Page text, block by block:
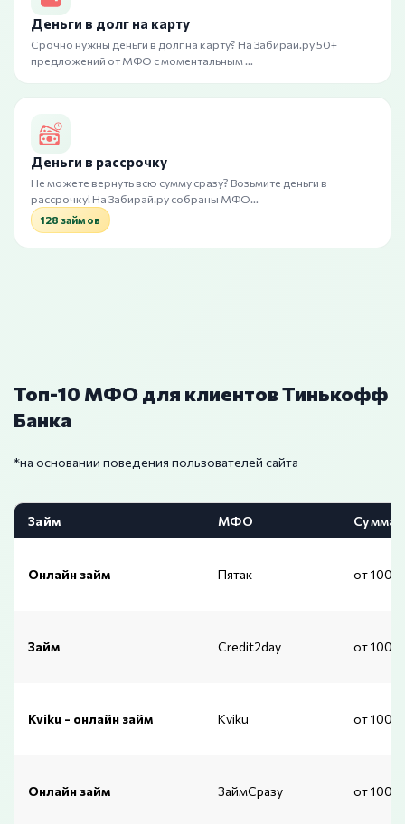
Деньги в долг на карту
Срочно нужны деньги в долг на карту? На Забирай.ру 50+
предложений от МФО с моментальным …
Деньги в рассрочку
Не можете вернуть всю сумму сразу? Возьмите деньги в
рассрочку! На Забирай.ру собраны МФО…
128 займов
Топ-10 МФО для клиентов Тинькофф
Банка
*на основании поведения пользователей сайта
Займ МФО Сумма
Онлайн займ Пятак от
Займ Credit2day от
Kviku - онлайн займ Kviku от 1000
Онлайн займ ЗаймСразу от